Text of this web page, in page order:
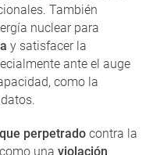
También
nuclear para
y satisfacer la
ante el auge
como la
perpetrado contra la
una violación